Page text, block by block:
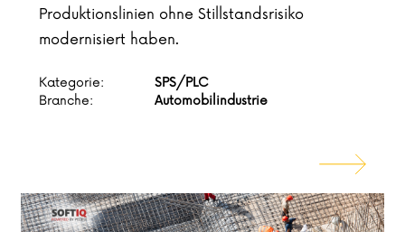
Produktionslinien ohne Stillstandsrisiko
modernisiert haben.
Kategorie:
SPS/PLC
Branche:
Automobilindustrie